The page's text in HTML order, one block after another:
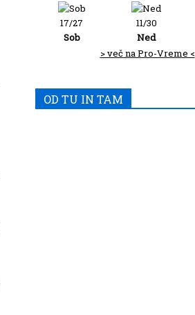
17/27
Sob
11/30
Ned
> več na Pro-Vreme <
OD TU IN TAM